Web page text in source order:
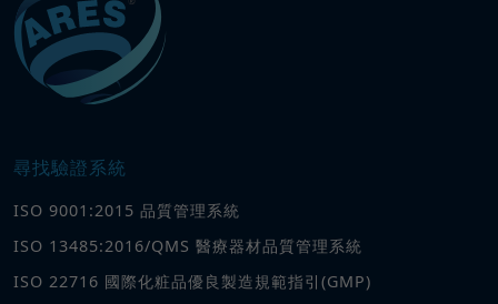
尋找驗證系統
ISO 9001:2015 品質管理系統
ISO 13485:2016/QMS 醫療器材品質管理系統
ISO 22716 國際化粧品優良製造規範指引(GMP)